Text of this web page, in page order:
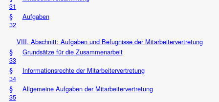
31
§
32
Aufgaben
VIII. Abschnitt: Aufgaben und Befugnisse der Mitarbeitervertretung
§
33
Grundsätze für die Zusammenarbeit
§
34
Informationsrechte der Mitarbeitervertretung
§
35
Allgemeine Aufgaben der Mitarbeitervertretung